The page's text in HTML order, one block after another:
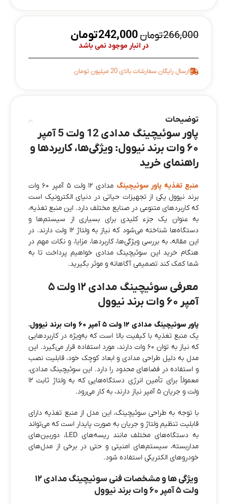
266,000تومان242,000تومان
در انبار موجود نمی باشد
ارسال رایگان سفارشات بالای 20 میلیون تومان
توضیحات
پاور سوئیچینگ مدادی 12 ولت 5 آمپر
۶۰ وات برند نیوول: ویژگی‌ها، کاربردها و
راهنمای خرید
منبع تغذیه پاور سوئیچینگ
مدادی ۱۲ ولت ۵ آمپر ۶۰ وات
برند نیوول یکی از تجهیزات حیاتی در دنیای الکترونیک است
که کاربردهای متنوعی در صنایع مختلف دارد. این منبع تغذیه،
به عنوان یک جزء کلیدی برای بسیاری از سیستم‌ها و
دستگاه‌ها شناخته می‌شود که نیاز به ولتاژ ۱۲ ولت دارند. در
این مقاله، به بررسی ویژگی‌ها، کاربردها، مزایا، و نکات مهم در
هنگام خرید این سوئیچینگ مدادی خواهیم پرداخت تا به
شما کمک کند تصمیمی آگاهانه و موثر بگیرید.
معرفی سوئیچینگ مدادی ۱۲ ولت ۵
آمپر ۶۰ وات برند نیوول
پاور سوئیچینگ مدادی ۱۲ ولت ۵ آمپر ۶۰ وات برند نیوول
،
یک منبع تغذیه با کیفیت بالا است که به‌ویژه در کاربردهایی
که نیاز به توان ۶۰ وات دارند، مورد استفاده قرار می‌گیرد. این
مدل به دلیل طراحی مدادی و ابعاد کوچک خود، قابلیت نصب
و استفاده در فضاهای محدود را دارد. این سوئیچینگ مدادی،
معمولاً برای تأمین انرژی دستگاه‌هایی که به ولتاژ ثابت ۱۲
ولت و جریان ۵ آمپر نیاز دارند، به کار می‌رود.
با توجه به طراحی سوئیچینگ، این مدل از منبع تغذیه دارای
قابلیت تنظیم ولتاژ و جریان به صورت پایدار است که می‌تواند
به دستگاه‌های مختلف مانند ریسه‌های LED، دوربین‌های
مداربسته، سیستم‌های امنیتی و حتی در برخی از مدل‌های
خودروهای الکتریکی استفاده شود.
ویژگی‌ ها و مشخصات فنی سوئیچینگ مدادی ۱۲
ولت ۵ آمپر ۶۰ وات برند نیوول